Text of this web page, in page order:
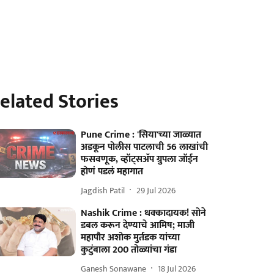
Stories
Pune Crime : 'सिया'च्या जाळ्यात
अडकून पोलीस पाटलाची 56 लाखांची
फसवणूक, व्हॉट्सॲप ग्रुपला जॉईन
होणं पडलं महागात
Jagdish Patil 29 Jul 2026
Nashik Crime : धक्कादायक! सोने
डबल करून देण्याचे आमिष; माजी
महापौर अशोक मुर्तडक यांच्या
कुटुंबाला 200 तोळ्यांचा गंडा
Ganesh Sonawane 18 Jul 2026